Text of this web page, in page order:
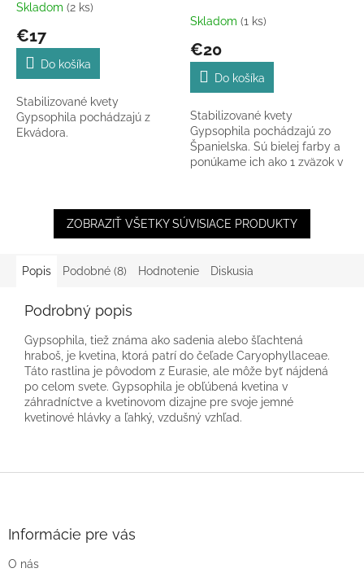
Priemerné
produktu
5,0
5
hviezdičiek.
Skladom (2 ks)
€17
Do košíka
Stabilizované kvety
Gypsophila pochádzajú z
Ekvádora.
Skladom (1 ks)
€20
Do košíka
Stabilizované kvety
Gypsophila pochádzajú zo
Španielska. Sú bielej farby a
ponúkame ich ako 1 zväzok v
ZOBRAZIŤ VŠETKY SÚVISIACE PRODUKTY
Popis Podobné (8) Hodnotenie Diskusia
Podrobný popis
Gypsophila, tiež známa ako sadenia alebo šľachtená
hraboš, je kvetina, ktorá patrí do čeľade Caryophyllaceae.
Táto rastlina je pôvodom z Eurasie, ale môže byť nájdená
po celom svete. Gypsophila je obľúbená kvetina v
záhradníctve a kvetinovom dizajne pre svoje jemné
kvetinové hlávky a ľahký, vzdušný vzhľad.
Informácie pre vás
O nás